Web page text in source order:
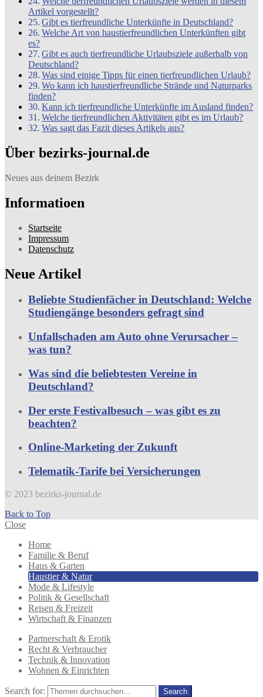
Artikel vorgestellt?
Gibt es tierfreundliche Unterkünfte in Deutschland?
Welche Art von haustierfreundlichen Unterkünften gibt
es?
Gibt es auch tierfreundliche Urlaubsziele außerhalb von
Deutschland?
Was sind einige Tipps für einen tierfreundlichen Urlaub?
Wo kann ich haustierfreundliche Strände und Naturparks
finden?
Kann ich tierfreundliche Unterkünfte im Ausland finden?
Welche tierfreundlichen Aktivitäten gibt es im Urlaub?
Was sagt das Fazit dieses Artikels aus?
Über bezirks-journal.de
Neues aus deinem Bezirk
Informatioen
Startseite
Impressum
Datenschutz
Neue Artikel
Beliebte Studienfächer in Deutschland: Welche
Studiengänge besonders gefragt sind
Unfallschaden am Auto ohne Verursacher –
was tun?
Was sind die beliebtesten Vereine in
Deutschland?
Der erste Festivalbesuch – was gibt es zu
beachten?
Online-Marketing der Zukunft
Telematik-Tarife bei Versicherungen
© 2023 bezirks-journal.de
Back to Top
Close
Home
Familie & Beruf
Haus & Garten
Haustier & Natur
Mode & Lifestyle
Politik & Gesellschaft
Reisen & Freizeit
Wirtschaft & Finanzen
Partnerschaft & Erotik
Recht & Verbraucher
Technik & Innovation
Wohnen & Einrichten
Search for: Search